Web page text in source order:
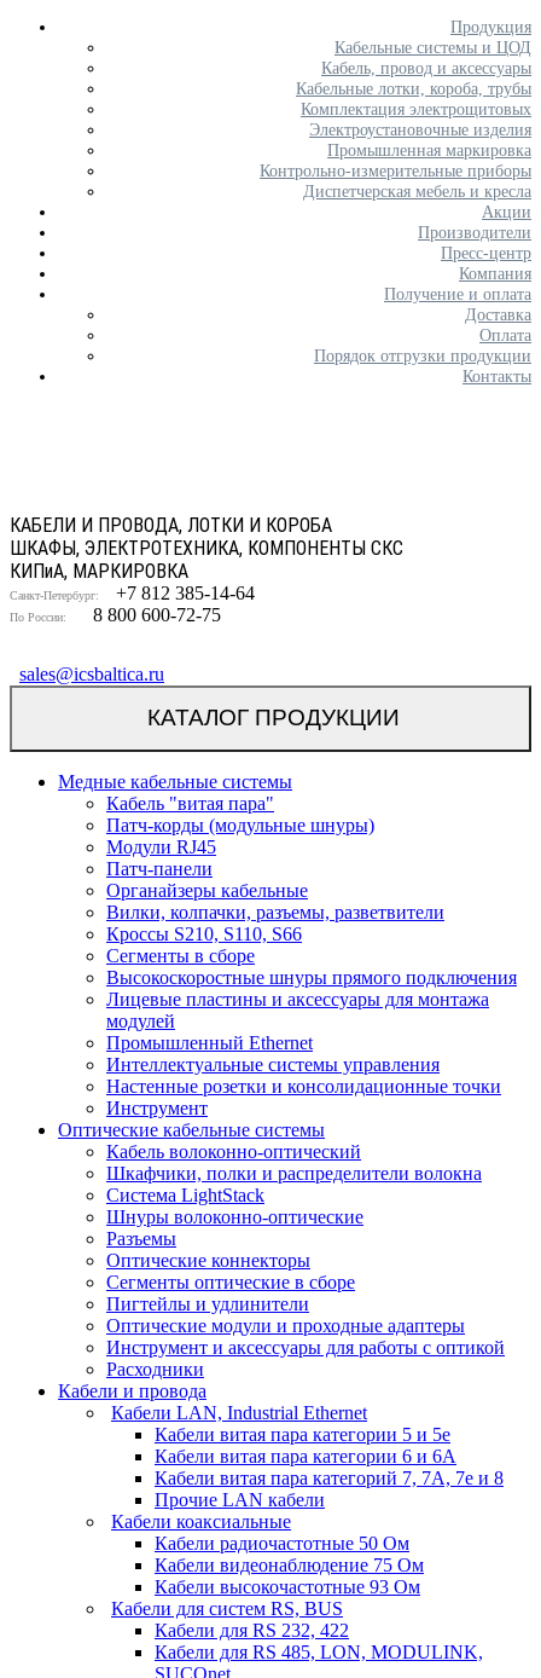
Продукция
Кабельные системы и ЦОД
Кабель, провод и аксессуары
Кабельные лотки, короба, трубы
Комплектация электрощитовых
Электроустановочные изделия
Промышленная маркировка
Контрольно-измерительные приборы
Диспетчерская мебель и кресла
Акции
Производители
Пресс-центр
Компания
Получение и оплата
Доставка
Оплата
Порядок отгрузки продукции
Контакты
КАБЕЛИ И ПРОВОДА, ЛОТКИ И КОРОБА
ШКАФЫ, ЭЛЕКТРОТЕХНИКА, КОМПОНЕНТЫ СКС
КИПиА, МАРКИРОВКА
Санкт-Петербург: +7 812 385-14-64
По России: 8 800 600-72-75
sales@icsbaltica.ru
КАТАЛОГ ПРОДУКЦИИ
Медные кабельные системы
Кабель "витая пара"
Патч-корды (модульные шнуры)
Модули RJ45
Патч-панели
Органайзеры кабельные
Вилки, колпачки, разъемы, разветвители
Кроссы S210, S110, S66
Сегменты в сборе
Высокоскоростные шнуры прямого подключения
Лицевые пластины и аксессуары для монтажа
модулей
Промышленный Ethernet
Интеллектуальные системы управления
Настенные розетки и консолидационные точки
Инструмент
Оптические кабельные системы
Кабель волоконно-оптический
Шкафчики, полки и распределители волокна
Система LightStack
Шнуры волоконно-оптические
Разъемы
Оптические коннекторы
Сегменты оптические в сборе
Пигтейлы и удлинители
Оптические модули и проходные адаптеры
Инструмент и аксессуары для работы с оптикой
Расходники
Кабели и провода
Кабели LAN, Industrial Ethernet
Кабели витая пара категории 5 и 5е
Кабели витая пара категории 6 и 6A
Кабели витая пара категорий 7, 7А, 7е и 8
Прочие LAN кабели
Кабели коаксиальные
Кабели радиочастотные 50 Ом
Кабели видеонаблюдение 75 Ом
Кабели высокочастотные 93 Ом
Кабели для систем RS, BUS
Кабели для RS 232, 422
Кабели для RS 485, LON, MODULINK,
SUCOnet